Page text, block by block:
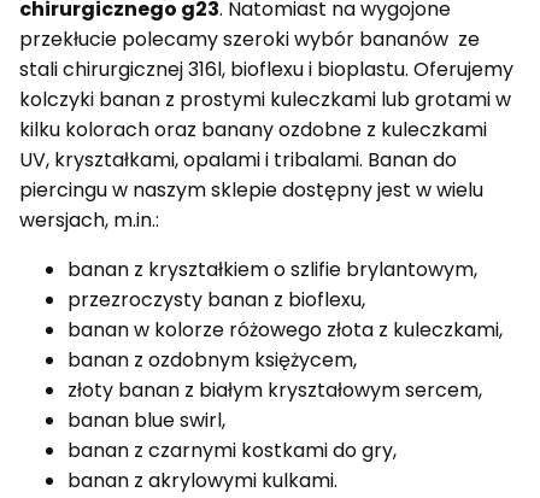
chirurgicznego g23. Natomiast na wygojone
przekłucie polecamy szeroki wybór bananów ze
stali chirurgicznej 316l, bioflexu i bioplastu. Oferujemy
kolczyki banan z prostymi kuleczkami lub grotami w
kilku kolorach oraz banany ozdobne z kuleczkami
UV, kryształkami, opalami i tribalami. Banan do
piercingu w naszym sklepie dostępny jest w wielu
wersjach, m.in.:
banan z kryształkiem o szlifie brylantowym,
przezroczysty banan z bioflexu,
banan w kolorze różowego złota z kuleczkami,
banan z ozdobnym księżycem,
złoty banan z białym kryształowym sercem,
banan blue swirl,
banan z czarnymi kostkami do gry,
banan z akrylowymi kulkami.